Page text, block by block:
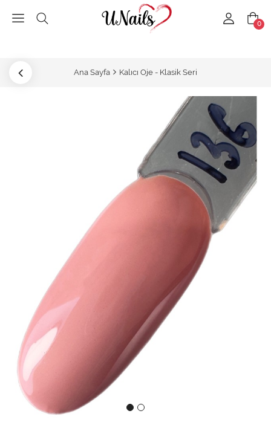
0
Ana Sayfa Kalıcı Oje - Klasik Seri